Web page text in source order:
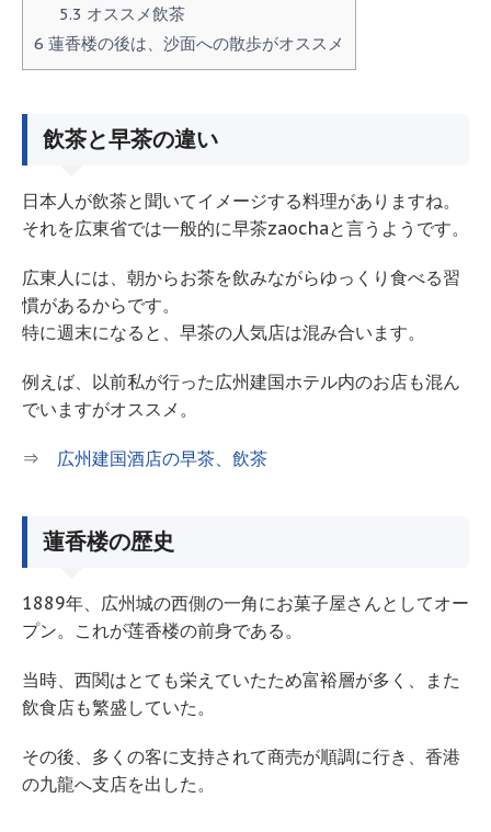
5.3 オススメ飲茶
6 蓮香楼の後は、沙面への散歩がオススメ
飲茶と早茶の違い
日本人が飲茶と聞いてイメージする料理がありますね。
それを広東省では一般的に早茶zaochaと言うようです。
広東人には、朝からお茶を飲みながらゆっくり食べる習
慣があるからです。
特に週末になると、早茶の人気店は混み合います。
例えば、以前私が行った広州建国ホテル内のお店も混ん
でいますがオススメ。
⇒ 広州建国酒店の早茶、飲茶
蓮香楼の歴史
1889年、広州城の西側の一角にお菓子屋さんとしてオー
プン。これが莲香楼の前身である。
当時、西関はとても栄えていたため富裕層が多く、また
飲食店も繁盛していた。
その後、多くの客に支持されて商売が順調に行き、香港
の九龍へ支店を出した。